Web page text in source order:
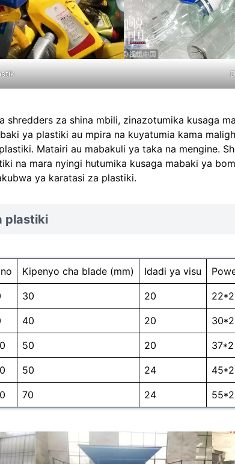
shredders za shina mbili, zinazotumika kusaga
ya plastiki au mpira na kuyatumia kama
Matairi au mabakuli ya taka na mengine.
na mara nyingi hutumika kusaga mabaki ya
ya karatasi za plastiki.
plastiki
Kipenyo cha blade (mm) Idadi ya visu
30 20 22*2
40 20 30*2
50 20 37*2
50 24 45*2
70 24 55*2